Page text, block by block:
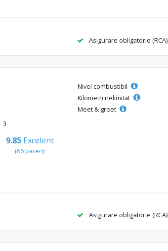
Asigurare obligatorie (RCA)
3
9.85 Excelent
(66 pareri)
Nivel combustibil
Kilometri nelimitat
Meet & greet
Asigurare obligatorie (RCA)